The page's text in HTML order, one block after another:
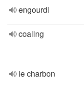
engourdi
coaling
le charbon